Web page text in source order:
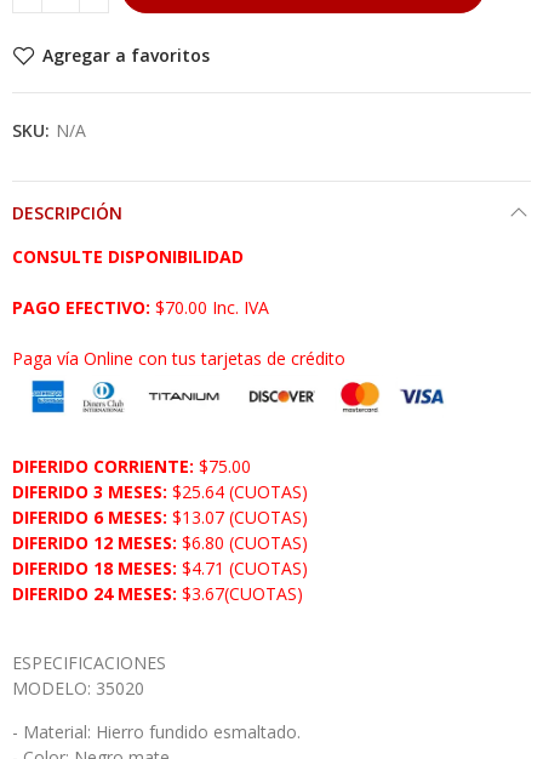
Agregar a favoritos
SKU: N/A
DESCRIPCIÓN
CONSULTE DISPONIBILIDAD
PAGO EFECTIVO: $70.00 Inc. IVA
Paga vía Online con tus tarjetas de crédito
DIFERIDO CORRIENTE: $75.00
DIFERIDO 3 MESES: $25.64 (CUOTAS)
DIFERIDO 6 MESES: $13.07 (CUOTAS)
DIFERIDO 12 MESES: $6.80 (CUOTAS)
DIFERIDO 18 MESES: $4.71 (CUOTAS)
DIFERIDO 24 MESES: $3.67(CUOTAS)
ESPECIFICACIONES
MODELO: 35020
- Material: Hierro fundido esmaltado.​